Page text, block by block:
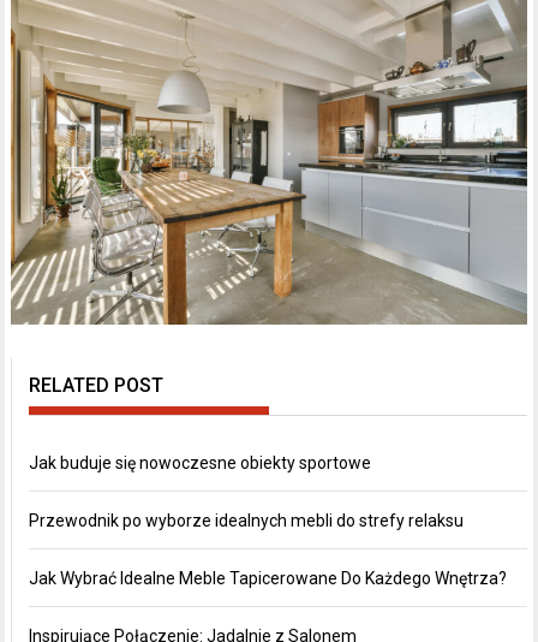
RELATED POST
Jak buduje się nowoczesne obiekty sportowe
Przewodnik po wyborze idealnych mebli do strefy relaksu
Jak Wybrać Idealne Meble Tapicerowane Do Każdego Wnętrza?
Inspirujące Połączenie: Jadalnie z Salonem